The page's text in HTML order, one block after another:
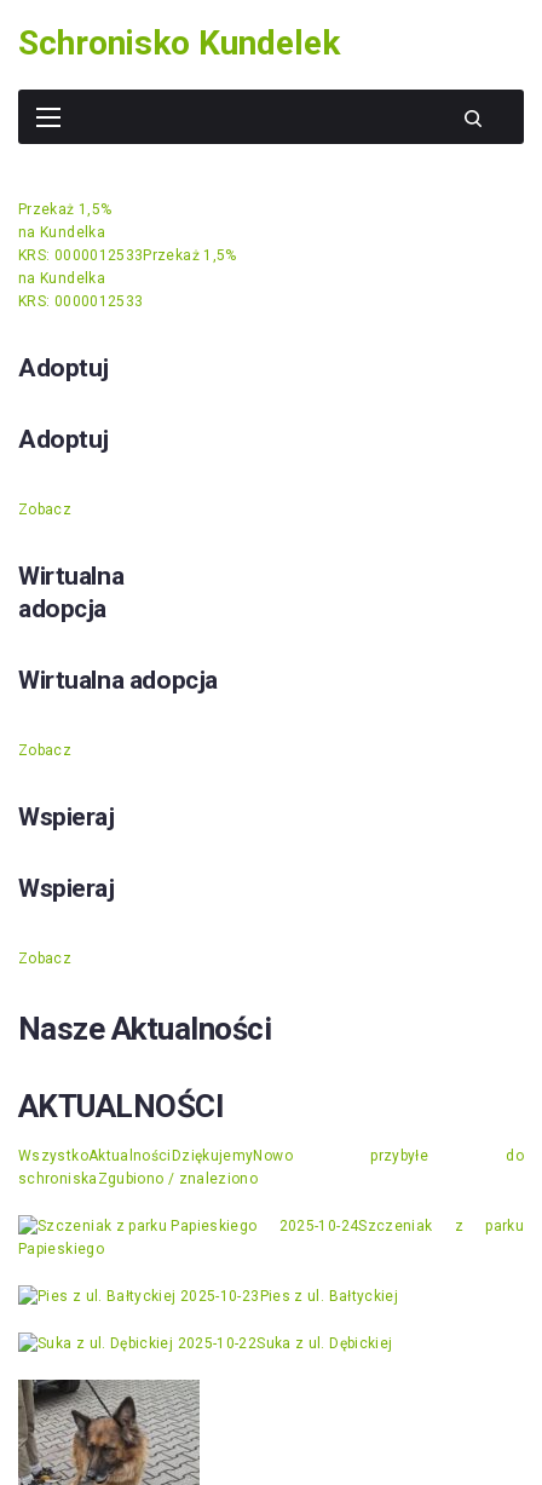
content
Schronisko Kundelek
Przekaż 1,5%
na Kundelka
KRS: 0000012533 Przekaż 1,5%
na Kundelka
KRS: 0000012533
Adoptuj
Adoptuj
Zobacz
Wirtualna
adopcja
Wirtualna adopcja
Zobacz
Wspieraj
Wspieraj
Zobacz
Nasze Aktualności
AKTUALNOŚCI
WszystkoAktualności DziękujemyNowo przybyłe do
schroniska Zgubiono / znaleziono
2025-10-24Szczeniak z parku
Papieskiego
2025-10-23 Pies z ul. Bałtyckiej
2025-10-22Suka z ul. Dębickiej